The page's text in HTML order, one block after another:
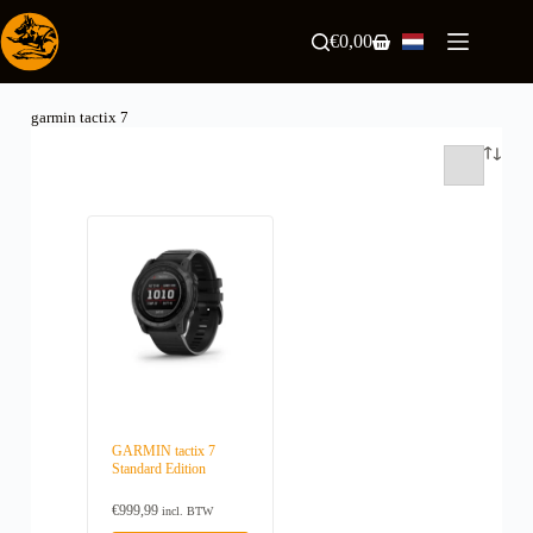
naar
de
inhoud
Winkelwagen
€0,00
garmin tactix 7
GARMIN tactix 7
Standard Edition
€999,99 incl. BTW